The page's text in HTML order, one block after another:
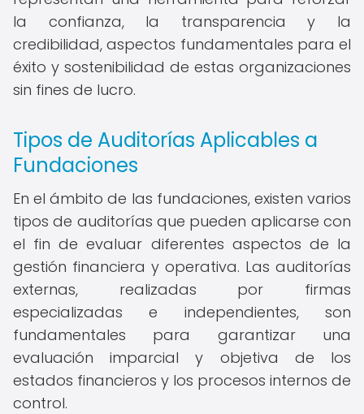
la confianza, la transparencia y la
credibilidad, aspectos fundamentales para el
éxito y sostenibilidad de estas organizaciones
sin fines de lucro.
Tipos de Auditorías Aplicables a
Fundaciones
En el ámbito de las fundaciones, existen varios
tipos de auditorías que pueden aplicarse con
el fin de evaluar diferentes aspectos de la
gestión financiera y operativa. Las auditorías
externas, realizadas por firmas
especializadas e independientes, son
fundamentales para garantizar una
evaluación imparcial y objetiva de los
estados financieros y los procesos internos de
control.